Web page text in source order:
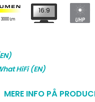
3000 Lm
16:9
HiFi (EN)
MERE INFO PÅ